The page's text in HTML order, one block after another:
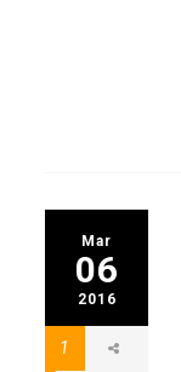
Mar
06
2016
1